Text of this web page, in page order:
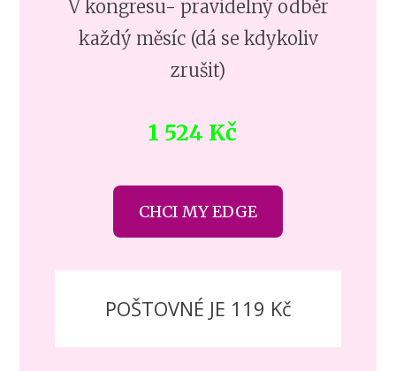
V kongresu- pravidelný odběr
každý měsíc (dá se kdykoliv
zrušit)
1 524 Kč
CHCI MY EDGE
POŠTOVNÉ JE 119 Kč